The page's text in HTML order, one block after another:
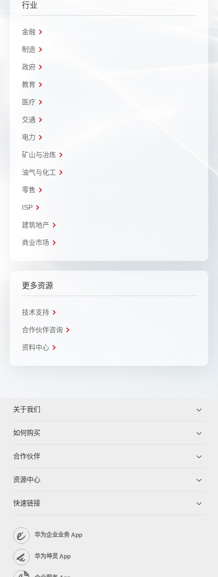
行业
金融
制造
政府
教育
医疗
交通
电力
矿山与冶炼
油气与化工
零售
ISP
建筑地产
商业市场
更多资源
技术支持
合作伙伴咨询
资料中心
关于我们
如何购买
合作伙伴
资源中心
快速链接
华为企业业务 App
华为坤灵 App